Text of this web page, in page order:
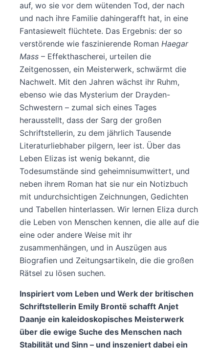
auf, wo sie vor dem wütenden Tod, der nach
und nach ihre Familie dahingerafft hat, in eine
Fantasiewelt flüchtete. Das Ergebnis: der so
verstörende wie faszinierende Roman Haegar
Mass – Effekthascherei, urteilen die
Zeitgenossen, ein Meisterwerk, schwärmt die
Nachwelt. Mit den Jahren wächst ihr Ruhm,
ebenso wie das Mysterium der Drayden-
Schwestern – zumal sich eines Tages
herausstellt, dass der Sarg der großen
Schriftstellerin, zu dem jährlich Tausende
Literaturliebhaber pilgern, leer ist. Über das
Leben Elizas ist wenig bekannt, die
Todesumstände sind geheimnisumwittert, und
neben ihrem Roman hat sie nur ein Notizbuch
mit undurchsichtigen Zeichnungen, Gedichten
und Tabellen hinterlassen. Wir lernen Eliza durch
die Leben von Menschen kennen, die alle auf die
eine oder andere Weise mit ihr
zusammenhängen, und in Auszügen aus
Biografien und Zeitungsartikeln, die die großen
Rätsel zu lösen suchen.
Inspiriert vom Leben und Werk der britischen
Schriftstellerin Emily Brontë schafft Anjet
Daanje ein kaleidoskopisches Meisterwerk
über die ewige Suche des Menschen nach
Stabilität und Sinn – und inszeniert dabei ein